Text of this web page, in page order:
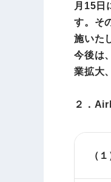
月15日
す。そ
施いた
今後は
業拡大
２．
（